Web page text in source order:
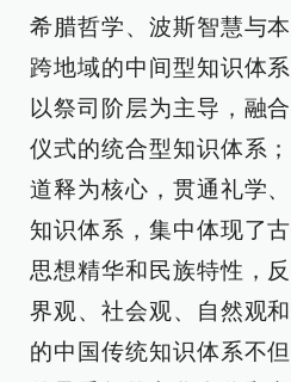
希腊哲学、波斯智慧与
跨地域的中间型知识体
以祭司阶层为主导，融
仪式的统合型知识体系
道释为核心，贯通礼学
知识体系，集中体现了
思想精华和民族特性，
界观、社会观、自然观
的中国传统知识体系不